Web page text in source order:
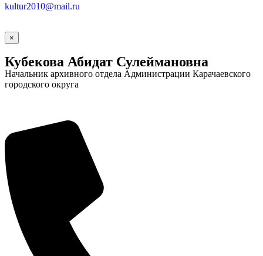
Социальные
kultur2010@mail.ru
×
Кубекова Абидат Сулеймановна
Начальник архивного отдела Администрации Карачаевского
городского округа